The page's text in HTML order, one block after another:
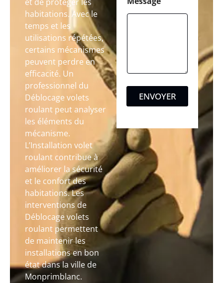
et de protéger les
habitations. Avec le
temps et les
utilisations répétées,
certains mécanismes
peuvent perdre en
efficacité. Un
professionnel du
Déblocage volets
roulant peut analyser
les éléments du
mécanisme.
L’Installation volet
roulant contribue à
améliorer la sécurité
et le confort des
habitations. Les
interventions de
Déblocage volets
roulant permettent
de maintenir les
installations en bon
état dans la ville de
Monprimblanc.
ENVOYER